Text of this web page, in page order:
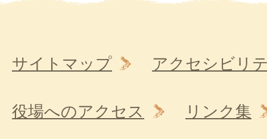
サイトマップ アクセシビリ
役場へのアクセス リンク集